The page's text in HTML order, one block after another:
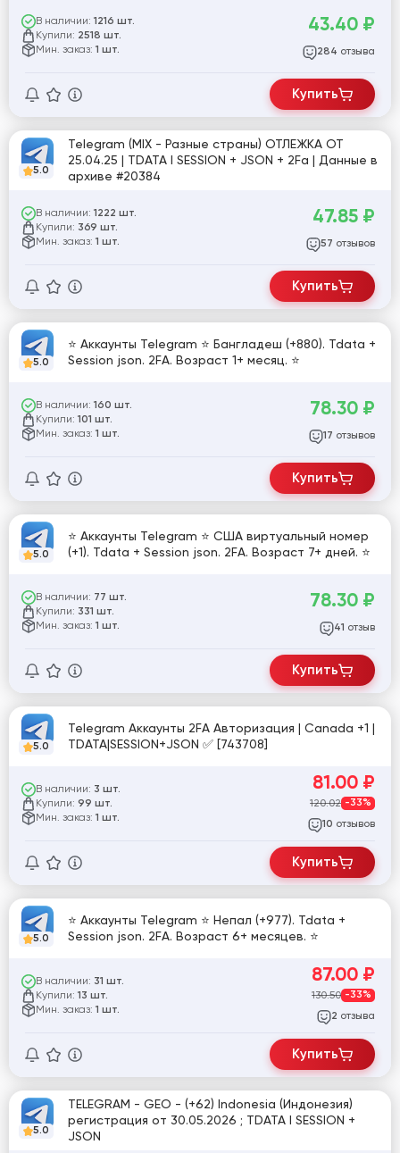
В наличии: 1216 шт.
Купили: 2518 шт.
Мин. заказ: 1 шт.
43.40 ₽
284 отзыва
Купить
5.0
Telegram (MIX - Разные страны) ОТЛЕЖКА ОТ
25.04.25 | TDATA I SESSION + JSON + 2Fa | Данные в
архиве #20384
В наличии: 1222 шт.
Купили: 369 шт.
Мин. заказ: 1 шт.
47.85 ₽
57 отзывов
Купить
5.0
⭐ Аккаунты Telegram ⭐ Бангладеш (+880). Tdata +
Session json. 2FA. Возраст 1+ месяц. ⭐
В наличии: 160 шт.
Купили: 101 шт.
Мин. заказ: 1 шт.
78.30 ₽
17 отзывов
Купить
5.0
⭐ Аккаунты Telegram ⭐ США виртуальный номер
(+1). Tdata + Session json. 2FA. Возраст 7+ дней. ⭐
В наличии: 77 шт.
Купили: 331 шт.
Мин. заказ: 1 шт.
78.30 ₽
41 отзыв
Купить
5.0
Telegram Аккаунты 2FA Авторизация | Canada +1 |
TDATA|SESSION+JSON ✅ [743708]
В наличии: 3 шт.
Купили: 99 шт.
Мин. заказ: 1 шт.
81.00 ₽
120.02 -33%
10 отзывов
Купить
5.0
⭐ Аккаунты Telegram ⭐ Непал (+977). Tdata +
Session json. 2FA. Возраст 6+ месяцев. ⭐
В наличии: 31 шт.
Купили: 13 шт.
Мин. заказ: 1 шт.
87.00 ₽
130.50 -33%
2 отзыва
Купить
5.0
TELEGRAM - GEO - (+62) Indonesia (Индонезия)
регистрация от 30.05.2026 ; TDATA I SESSION +
JSON